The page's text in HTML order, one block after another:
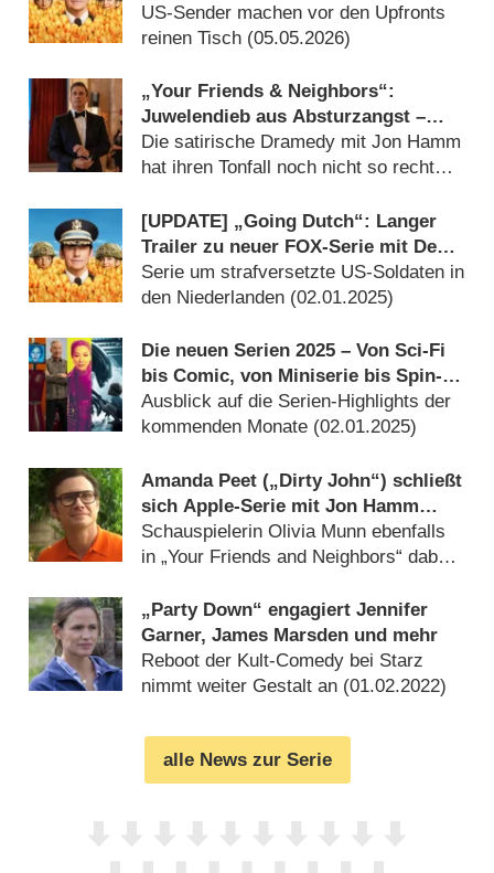
beschlossen
US-Sender machen vor den Upfronts
reinen Tisch (05.05.2026)
„Your Friends & Neighbors“:
Juwelendieb aus Absturzangst –
Review
Die satirische Dramedy mit Jon Hamm
hat ihren Tonfall noch nicht so recht
[UPDATE] „Going Dutch“: Langer
Trailer zu neuer FOX-Serie mit Denis
Leary („Rescue Me“)
Serie um strafversetzte US-Soldaten in
den Niederlanden (02.01.2025)
Die neuen Serien 2025 – Von Sci-Fi
bis Comic, von Miniserie bis Spin-
Off
Ausblick auf die Serien-Highlights der
kommenden Monate (02.01.2025)
Amanda Peet („Dirty John“) schließt
sich Apple-Serie mit Jon Hamm
(„Mad Men“) an
Schauspielerin Olivia Munn ebenfalls
in „Your Friends and Neighbors“ dabei
„Party Down“ engagiert Jennifer
Garner, James Marsden und mehr
Reboot der Kult-Comedy bei Starz
nimmt weiter Gestalt an (01.02.2022)
alle News zur Serie